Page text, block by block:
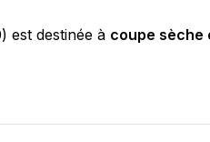
est destinée à coupe sèche